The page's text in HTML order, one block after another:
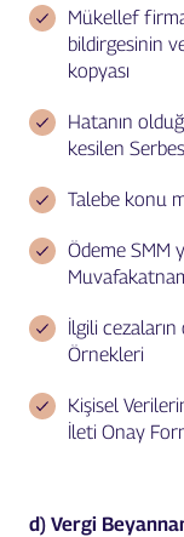
Mükellef
bildirgesinin
kopyası
Hatanın
kesilen
Talebe konu
Ödeme SMM
İlgili
Örnekleri
Kişisel
İleti Onay
d) Vergi